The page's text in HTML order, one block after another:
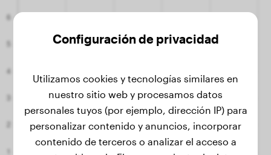
Configuración de privacidad
Utilizamos cookies y tecnologías similares en
nuestro sitio web y procesamos datos
personales tuyos (por ejemplo, dirección IP) para
personalizar contenido y anuncios, incorporar
contenido de terceros o analizar el acceso a